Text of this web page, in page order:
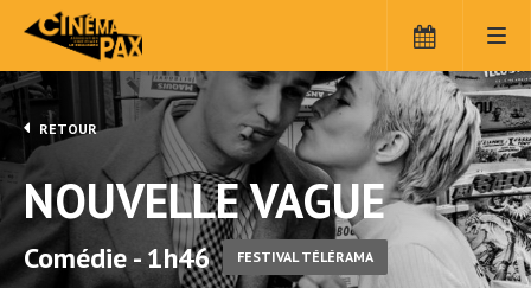
RETOUR
NOUVELLE VAGUE
Comédie - 1h46 FESTIVAL TÉLÉRAMA